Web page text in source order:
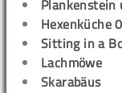
Plankenstein
Hexenküche
Sitting in a
Lachmöwe
Skarabäus